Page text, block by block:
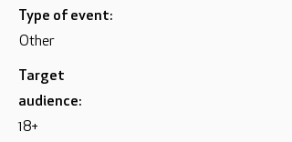
Type of event:
Other
Target
audience:
18+